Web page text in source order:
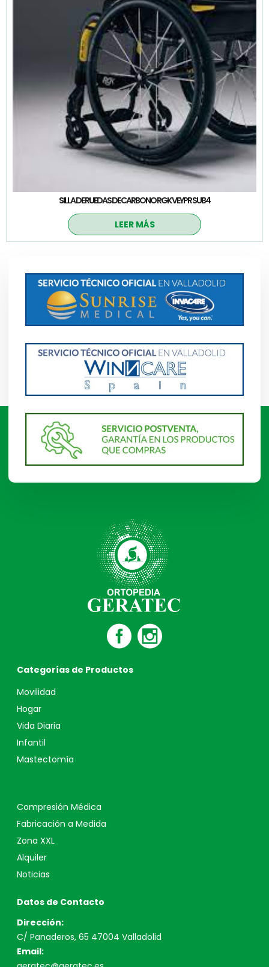
SILLA DE RUEDAS DE CARBONO RGK VEYPR SUB4
LEER MÁS
Categorías de Productos
Movilidad
Hogar
Vida Diaria
Infantil
Mastectomía
Compresión Médica
Fabricación a Medida
Zona XXL
Alquiler
Noticias
Datos de Contacto
Dirección:
C/ Panaderos, 65 47004 Valladolid
Email: